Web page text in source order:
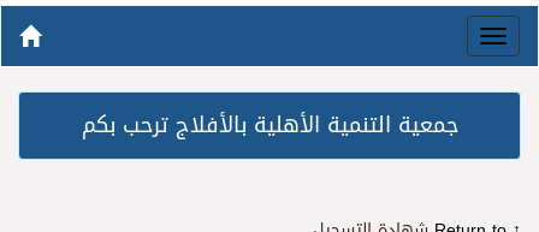
جمعية التنمية الأهلية بالأفلاج ترحب بكم